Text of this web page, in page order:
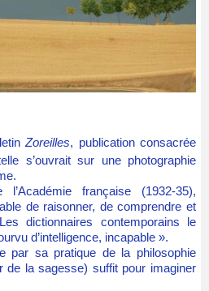
Zoreilles, publication consacrée
s’ouvrait sur une photographie
française (1932-35),
de raisonner, de comprendre et
dictionnaires contemporains le
d’intelligence, incapable ».
par sa pratique de la philosophie
de la sagesse) suffit pour imaginer